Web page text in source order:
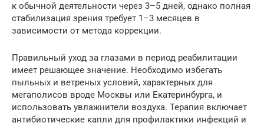
к обычной деятельности через 3–5 дней, однако полная
стабилизация зрения требует 1–3 месяцев в
зависимости от метода коррекции.
Правильный уход за глазами в период реабилитации
имеет решающее значение. Необходимо избегать
пыльных и ветреных условий, характерных для
мегаполисов вроде Москвы или Екатеринбурга, и
использовать увлажнители воздуха. Терапия включает
антибиотические капли для профилактики инфекций и